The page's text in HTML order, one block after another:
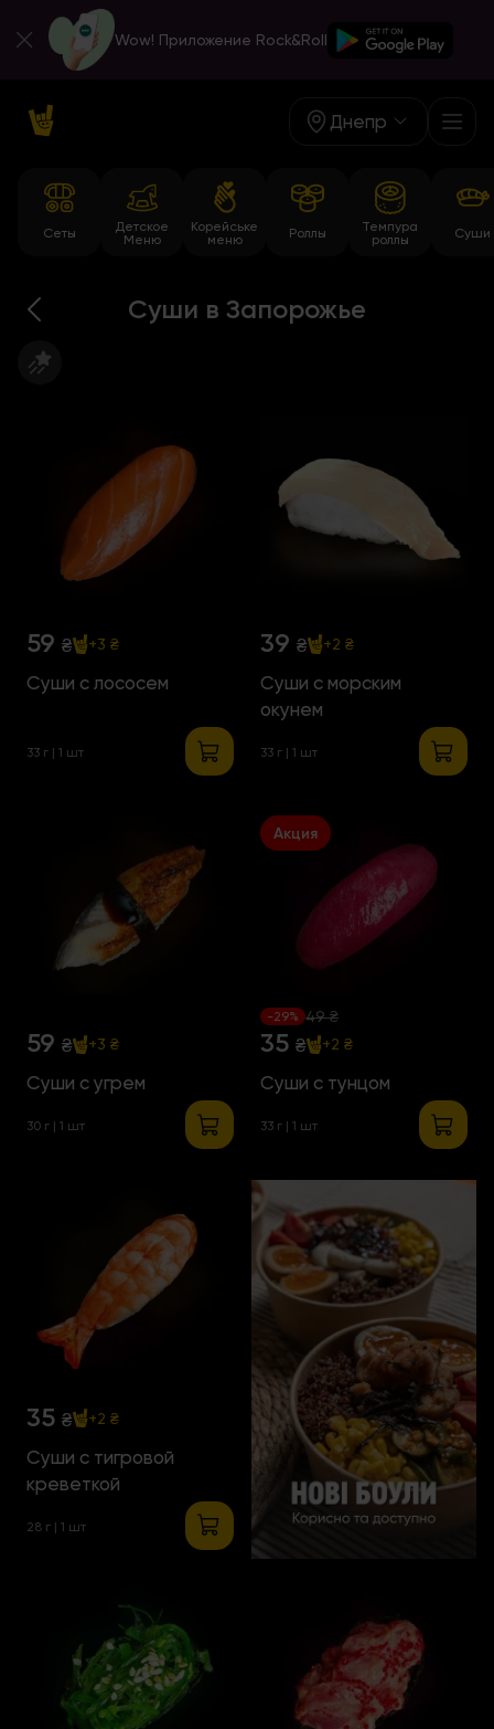
Wow! Приложение Rock&Roll
Днепр
Сеты
Детское
Меню
Корейське
меню
Роллы
Темпура
роллы
Суши
Суши в Запорожье
59 ₴ +3 ₴
Суши с лососем
33 г | 1 шт
39 ₴ +2 ₴
Суши с морским
окунем
33 г | 1 шт
59 ₴ +3 ₴
Суши с угрем
30 г | 1 шт
Акция
-29% 49 ₴
35 ₴ +2 ₴
Суши с тунцом
33 г | 1 шт
35 ₴ +2 ₴
Суши с тигровой
креветкой
28 г | 1 шт